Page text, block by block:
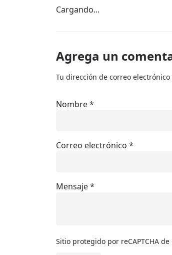
Cargando...
Agrega un
Tu dirección de correo
Nombre*
Correo electrónico *
Mensaje*
Sitio protegido por reCAPTCHA de